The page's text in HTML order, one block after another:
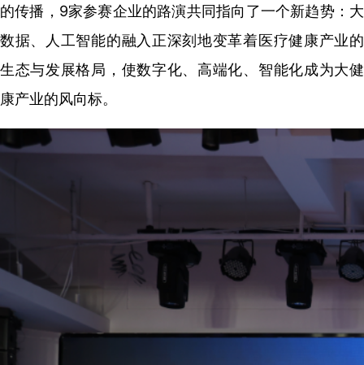
的传播，9家参赛企业的路演共同指向了一个新趋势：大
数据、人工智能的融入正深刻地变革着医疗健康产业的
生态与发展格局，使数字化、高端化、智能化成为大健
康产业的风向标。